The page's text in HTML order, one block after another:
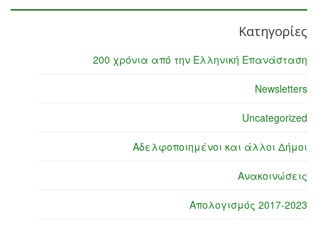
Κατηγορίες
200 χρόνια από την Ελληνική Επανάσταση
Newsletters
Uncategorized
Αδελφοποιημένοι και άλλοι Δήμοι
Ανακοινώσεις
Απολογισμός 2017-2023